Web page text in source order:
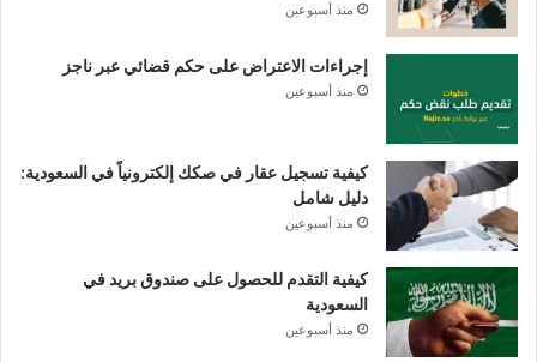
منذ أسبوعين
إجراءات الاعتراض على حكم قضائي عبر ناجز
منذ أسبوعين
كيفية تسجيل عقار في صكك إلكترونياً في السعودية:
دليل شامل
منذ أسبوعين
كيفية التقدم للحصول على صندوق بريد في
السعودية
منذ أسبوعين